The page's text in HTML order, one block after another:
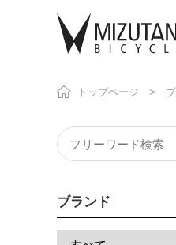
トップページ
ブランド